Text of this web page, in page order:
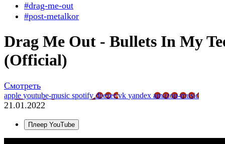
#drag-me-out
#post-metalkor
Drag Me Out - Bullets In My
(Official)
Смотреть
apple youtube-music spotifydeezervk yandex amazon-music
21.01.2022
Плеер YouTube